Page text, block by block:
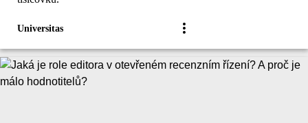
Universitas